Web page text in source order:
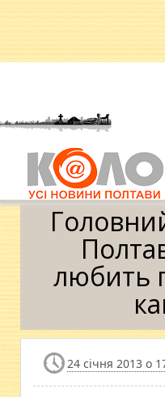
Головна » Новини »
Полтавщини не любить
любить
24 січня 2013 о